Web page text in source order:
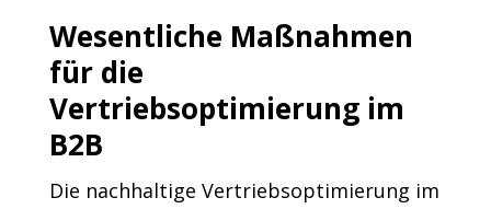
Wesentliche Maßnahmen
für die
Vertriebsoptimierung im
B2B
Die nachhaltige Vertriebsoptimierung im